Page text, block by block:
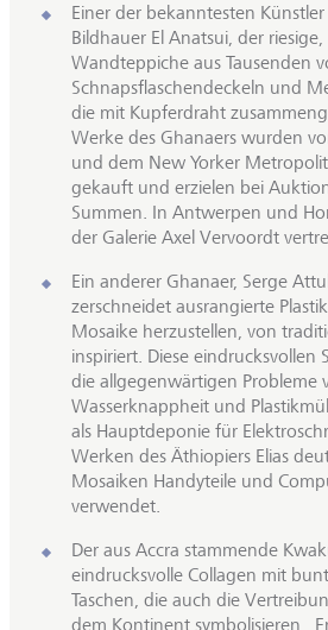
Einer der bekanntesten
Bildhauer El Anatsui, der
Wandteppiche aus Tausenden
Schnapsflaschendeckeln und
die mit Kupferdraht
Werke des Ghanaers wurden
und dem New Yorker
gekauft und erzielen bei
Summen. In Antwerpen und
der Galerie Axel Vervoordt
Ein anderer Ghanaer, Serge
zerschneidet ausrangierte
Mosaike herzustellen, von
inspiriert. Diese eindrucksvollen
die allgegenwärtigen Probleme
Wasserknappheit und
als Hauptdeponie für
Werken des Äthiopiers Elias
Mosaiken Handyteile und
verwendet.
Der aus Accra stammende
eindrucksvolle Collagen mit
Taschen, die auch die
dem Kontinent symbolisieren.